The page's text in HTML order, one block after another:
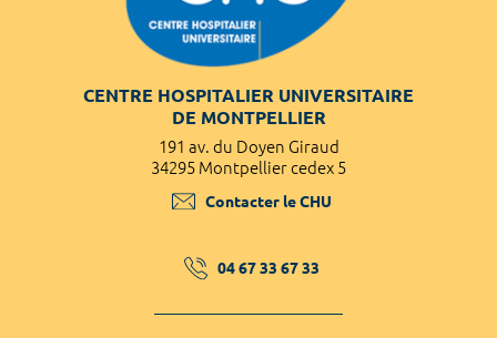
CENTRE HOSPITALIER UNIVERSITAIRE
DE MONTPELLIER
191 av. du Doyen Giraud
34295 Montpellier cedex 5
Contacter le CHU
04 67 33 67 33